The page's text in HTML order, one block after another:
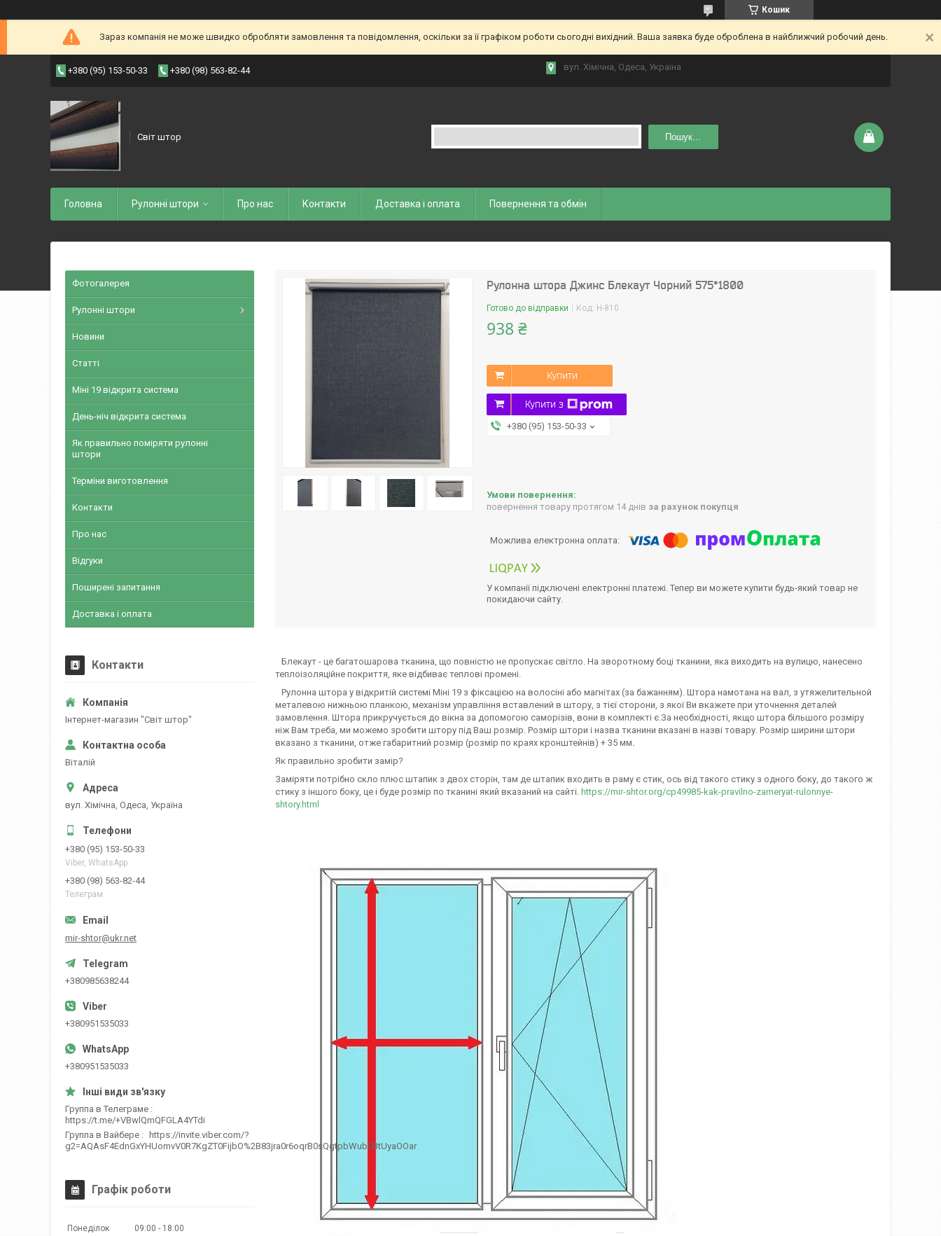
Кошик
Зараз компанія не може швидко обробляти замовлення та повідомлення, оскільки за її графіком роботи сьогодні вихідний. Ваша заявка буде оброблена в найближчий робочий день.
+380 (95) 153-50-33 +380 (98) 563-82-44 вул. Хiмiчна, Одеса, Україна
Світ штор Пошук...
Головна Рулоннi штори Про нас Контакти Доставка і оплата Повернення та обмiн
Рулонна штора Джинс Блекаут Чорний 575*1800
Готово до відправки Код: Н-810
938 ₴
Купити
Купити з
+380 (95) 153-50-33
повернення товару протягом 14 днів за рахунок покупця
У компанії підключені електронні платежі. Тепер ви можете купити будь-який товар не
покидаючи сайту.
Блекаут - це багатошарова тканина, що повністю не пропускає світло. На зворотному боці тканини, яка виходить на вулицю, нанесено
теплоізоляційне покриття, яке відбиває теплові промені.
Рулонна штора у відкритій системі Міні 19 з фіксацією на волосіні або магнітах (за бажанням). Штора намотана на вал, з утяжелительной
металевою нижньою планкою, механізм управління вставлений в штору, з тієї сторони, з якої Ви вкажете при уточнення деталей
замовлення. Штора прикручується до вікна за допомогою саморізів, вони в комплекті є.За необхідності, якщо штора більшого розміру
ніж Вам треба, ми можемо зробити штору під Ваш розмір. Розмір штори і назва тканини вказані в назві товару. Розмір ширини штори
вказано з тканини, отже габаритний розмір (розмір по краях кронштейнів) + 35 мм.
Як правильно зробити замір?
Заміряти потрібно скло плюс штапик з двох сторін, там де штапик входить в раму є стик, ось від такого стику з одного боку, до такого ж
стику з іншого боку, це і буде розмір по тканині який вказаний на сайті. https://mir-shtor.org/cp49985-kak-pravilno-zameryat-rulonnye-
shtory.html
Фотогалерея
Рулонні штори
Новини
Статті
Міні 19 відкрита система
День-ніч відкрита система
Як правильно поміряти рулонні
штори
Терміни виготовлення
Контакти
Про нас
Відгуки
Поширені запитання
Доставка і оплата
Контакти
Iнтернет-магазин "Свiт штор"
Вiталiй
вул. Хiмiчна, Одеса, Україна
+380 (95) 153-50-33
Viber, WhatsApp
+380 (98) 563-82-44
Телеграм
mir-shtor@ukr.net
+380985638244
+380951535033
+380951535033
Группа в Телеграме
https://t.me/+VBwlQmQFGLA4YTdi
Группа в Вайбере
https://invite.viber.com/?
g2=AQAsF4EdnGxYHUomvV0R7KgZT0FijbO%2B83jra0r6oqrB0sQgtpbWub0BtUyaOOar
Графік роботи
Понеділок 09:00
18:00